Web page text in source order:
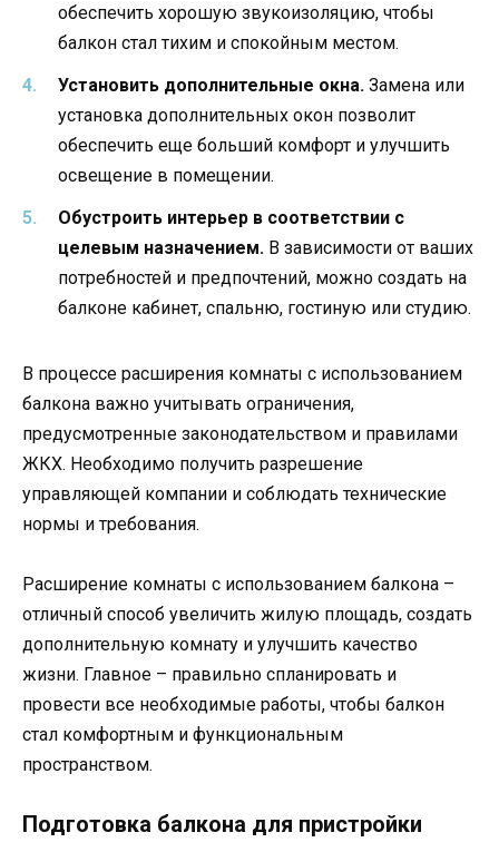
обеспечить хорошую звукоизоляцию, чтобы
балкон стал тихим и спокойным местом.
Установить дополнительные окна. Замена или
установка дополнительных окон позволит
обеспечить еще больший комфорт и улучшить
освещение в помещении.
Обустроить интерьер в соответствии с
целевым назначением. В зависимости от ваших
потребностей и предпочтений, можно создать на
балконе кабинет, спальню, гостиную или студию.
В процессе расширения комнаты с использованием
балкона важно учитывать ограничения,
предусмотренные законодательством и правилами
ЖКХ. Необходимо получить разрешение
управляющей компании и соблюдать технические
нормы и требования.
Расширение комнаты с использованием балкона –
отличный способ увеличить жилую площадь, создать
дополнительную комнату и улучшить качество
жизни. Главное – правильно спланировать и
провести все необходимые работы, чтобы балкон
стал комфортным и функциональным
пространством.
Подготовка балкона для пристройки